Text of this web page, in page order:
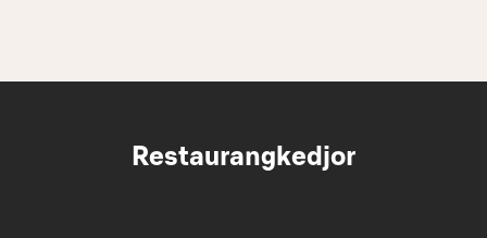
Restaurangkedjor